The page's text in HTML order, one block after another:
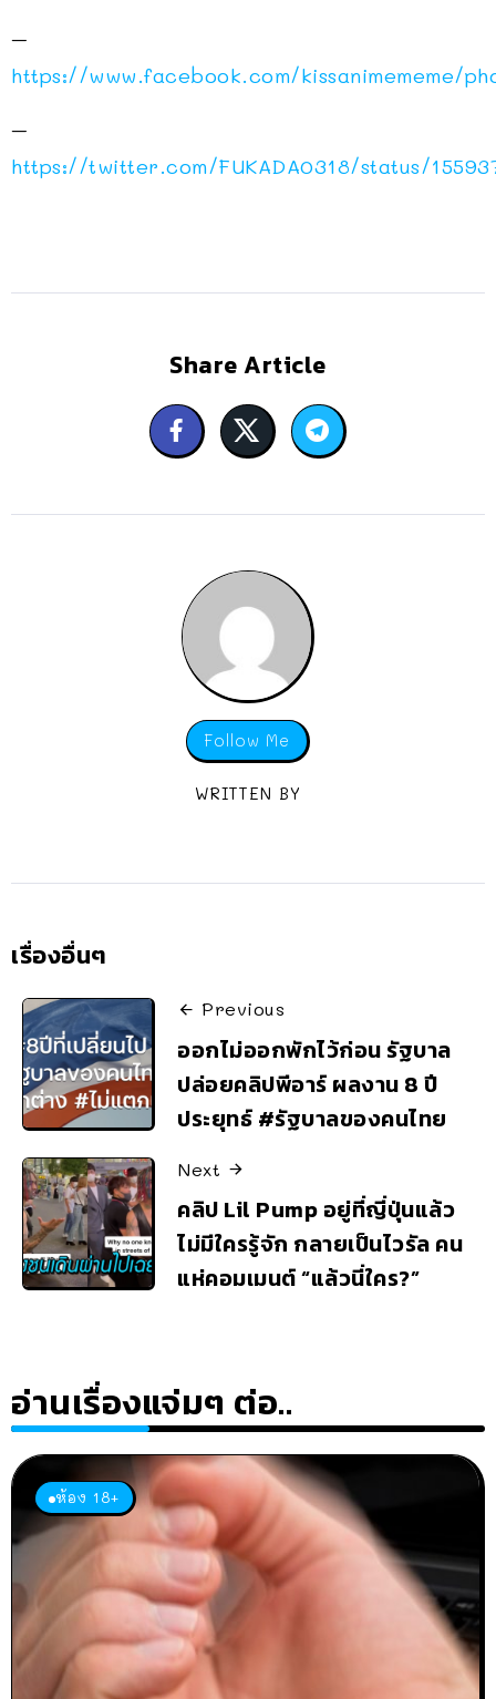
–
https://www.facebook.com/kissanimememe/
–
https://twitter.com/FUKADA0318/status/
Share Article
Follow Me
WRITTEN BY
เรื่องอื่นๆ
Previous
ออกไม่ออกพักไว้ก่อน รัฐบาล
ปล่อยคลิปพีอาร์ ผลงาน 8 ปี
ประยุทธ์ #รัฐบาลของคนไทย
Next
คลิป Lil Pump อยู่ที่ญี่ปุ่นแล้ว
ไม่มีใครรู้จัก กลายเป็นไวรัล คน
แห่คอมเมนต์ “แล้วนี่ใคร?”
อ่านเรื่องแจ่มๆ ต่อ..
ห้อง 18+